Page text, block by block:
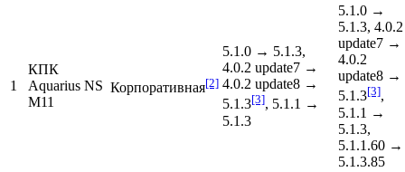
1
КПК
Aquarius NS
M11
Корпоративная[2]
5.1.0 → 5.1.3,
4.0.2 update7 →
4.0.2 update8 →
5.1.3[3], 5.1.1 →
5.1.3
5.1.0 →
5.1.3, 4.0.2
update7 →
4.0.2
update8 →
5.1.3[3],
5.1.1 →
5.1.3,
5.1.1.60 →
5.1.3.85